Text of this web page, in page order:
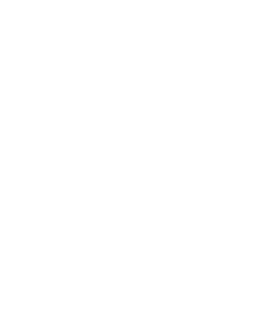
С радостью
незабываемых
чудесный курорт
уникальным